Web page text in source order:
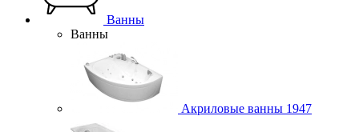
Ванны
Ванны
Акриловые ванны 1947